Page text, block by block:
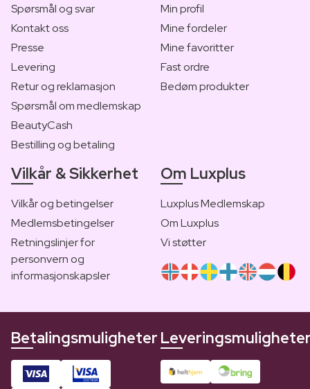
Spørsmål og svar
Kontakt oss
Presse
Levering
Retur og reklamasjon
Spørsmål om medlemskap
BeautyCash
Bestilling og betaling
Min profil
Mine fordeler
Mine favoritter
Fast ordre
Bedøm produkter
Vilkår & Sikkerhet
Vilkår og betingelser
Medlemsbetingelser
Retningslinjer for
personvern og
informasjonskapsler
Om Luxplus
Luxplus Medlemskap
Om Luxplus
Vi støtter
Betalingsmuligheter